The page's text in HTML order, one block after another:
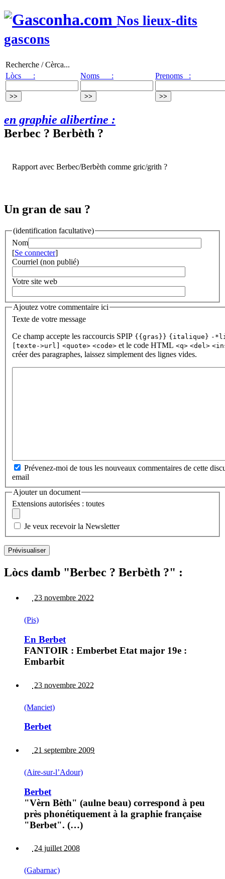
Nos lieux-dits
gascons
Recherche / Cèrca...
Lòcs :
Noms : Prenoms :
en graphie alibertine :
Berbec ? Berbèth ?
Rapport avec Berbec/Berbèth comme gric/grith ?
Un gran de sau ?
(identification facultative)
Nom
[Se connecter]
Courriel (non publié)
Votre site web
Ajoutez votre commentaire ici
Texte de votre message
Ce champ accepte les raccourcis SPIP {{gras}} {italique} -
[texte->url] <quote> <code> et le code HTML <q> <del>
créer des paragraphes, laissez simplement des lignes vides.
Prévenez-moi de tous les nouveaux commentaires de cette
email
Ajouter un document
Extensions autorisées : toutes
Je veux recevoir la Newsletter
Lòcs damb "Berbec ? Berbèth ?" :
23 novembre 2022
(Pis)
En Berbet
FANTOIR : Emberbet Etat major 19e :
Embarbit
23 novembre 2022
(Manciet)
Berbet
21 septembre 2009
(Aire-sur-l’Adour)
Berbet
"Vèrn Bèth" (aulne beau) correspond à peu
près phonétiquement à la graphie française
"Berbet". (…)
24 juillet 2008
(Gabarnac)